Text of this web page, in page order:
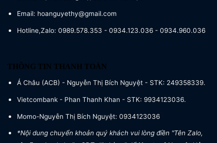
Email: hoanguyethy@gmail.com
Hotline,Zalo: 0989.578.353 - 0934.123.036 - 0934.960.036
THÔNG TIN THANH TOÁN
Á Châu (ACB) - Nguyễn Thị Bích Nguyệt - STK: 249358339.
Vietcombank - Phan Thanh Khan - STK: 9934123036.
Momo-Nguyễn Thị Bích Nguyệt: 0934123036
*Nội dung chuyển khoản quý khách vui lòng điền "Tên Zalo,